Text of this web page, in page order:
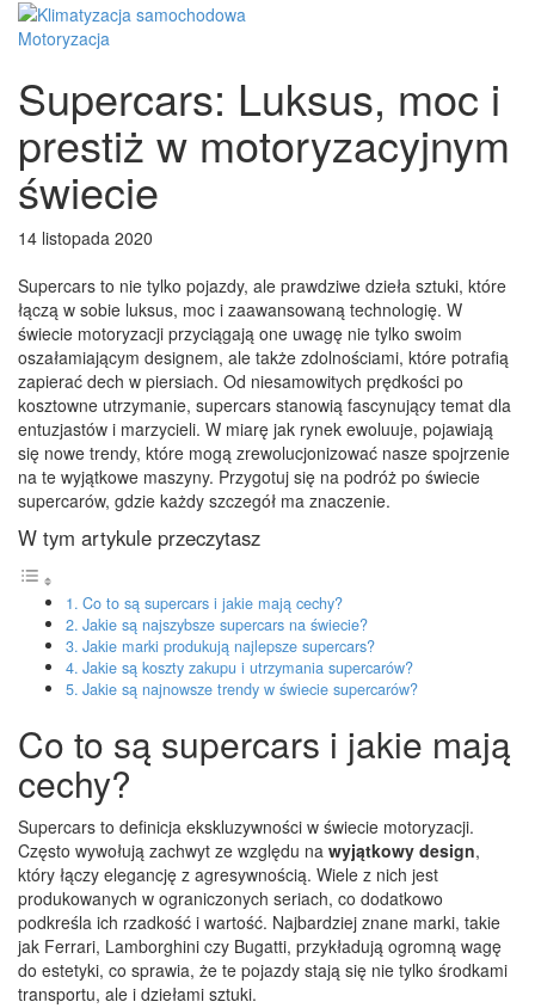
Motoryzacja
Supercars: Luksus, moc i
prestiż w motoryzacyjnym
świecie
14 listopada 2020
Supercars to nie tylko pojazdy, ale prawdziwe dzieła sztuki, które
łączą w sobie luksus, moc i zaawansowaną technologię. W
świecie motoryzacji przyciągają one uwagę nie tylko swoim
oszałamiającym designem, ale także zdolnościami, które potrafią
zapierać dech w piersiach. Od niesamowitych prędkości po
kosztowne utrzymanie, supercars stanowią fascynujący temat dla
entuzjastów i marzycieli. W miarę jak rynek ewoluuje, pojawiają
się nowe trendy, które mogą zrewolucjonizować nasze spojrzenie
na te wyjątkowe maszyny. Przygotuj się na podróż po świecie
supercarów, gdzie każdy szczegół ma znaczenie.
W tym artykule przeczytasz
Co to są supercars i jakie mają cechy?
Jakie są najszybsze supercars na świecie?
Jakie marki produkują najlepsze supercars?
Jakie są koszty zakupu i utrzymania supercarów?
Jakie są najnowsze trendy w świecie supercarów?
Co to są supercars i jakie mają
cechy?
Supercars to definicja ekskluzywności w świecie motoryzacji.
Często wywołują zachwyt ze względu na wyjątkowy design,
który łączy elegancję z agresywnością. Wiele z nich jest
produkowanych w ograniczonych seriach, co dodatkowo
podkreśla ich rzadkość i wartość. Najbardziej znane marki, takie
jak Ferrari, Lamborghini czy Bugatti, przykładują ogromną wagę
do estetyki, co sprawia, że te pojazdy stają się nie tylko środkami
transportu, ale i dziełami sztuki.